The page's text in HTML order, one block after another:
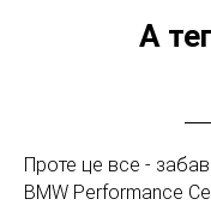
А
Проте це все -
BMW Performance